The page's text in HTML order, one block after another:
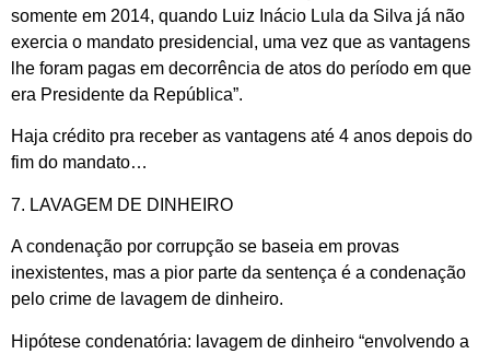
somente em 2014, quando Luiz Inácio Lula da Silva já não
exercia o mandato presidencial, uma vez que as vantagens
lhe foram pagas em decorrência de atos do período em que
era Presidente da República”.
Haja crédito pra receber as vantagens até 4 anos depois do
fim do mandato…
7. LAVAGEM DE DINHEIRO
A condenação por corrupção se baseia em provas
inexistentes, mas a pior parte da sentença é a condenação
pelo crime de lavagem de dinheiro.
Hipótese condenatória: lavagem de dinheiro “envolvendo a